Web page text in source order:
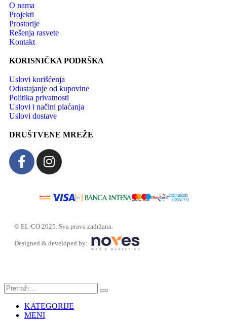
O nama
Projekti
Prostorije
Rešenja rasvete
Kontakt
KORISNIČKA PODRŠKA
Uslovi korišćenja
Odustajanje od kupovine
Politika privatnosti
Uslovi i načini plaćanja
Uslovi dostave
DRUŠTVENE MREŽE
© EL-CO 2025. Sva prava zadržana.
Designed & developed by:
KATEGORIJE
MENI